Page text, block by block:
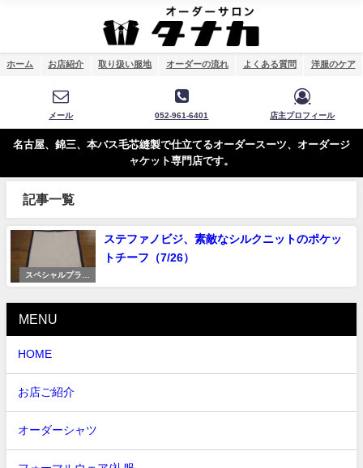
ホーム お店紹介 取り扱い服地 オーダーの流れ よくある質問 洋服のケア
メール 052-961-6401 店主プロフィール
名古屋、錦三、本バス毛芯縫製で仕立てるオーダースーツ、オーダージ
ャケット専門店です。
記事一覧
スペシャルプライ
ス
ステファノビジ、素敵なシルクニットのポケッ
トチーフ（7/26）
MENU
HOME
お店ご紹介
オーダーシャツ